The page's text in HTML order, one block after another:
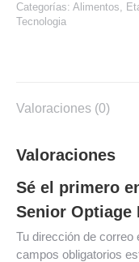
Categorías: Alimentos,
Tecnologia
Valoraciones (0)
Valoraciones
Sé el primero
Senior Optiage
Tu dirección de correo
campos obligatorios